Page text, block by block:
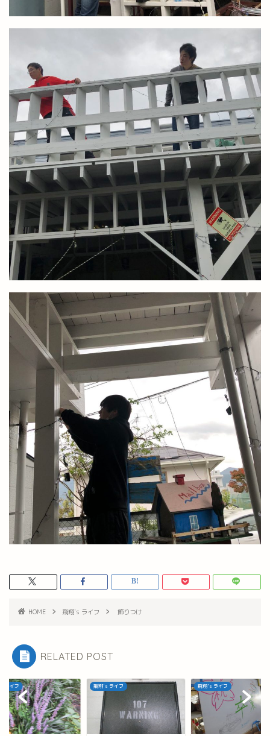
HOME 飛翔's ライフ 飾りつけ
RELATED POST
ライフ 飛翔's ライフ 飛翔's ライフ